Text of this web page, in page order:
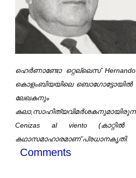
ഹെർണാണ്ടോ റ്റെല്ലെസ് Hernando
കൊളംബിയയിലെ ബൊഗോട്ടോയിൽ
ലേഖകനും
Cenizas al viento (കാറ്റിൽ
കഥാസമാഹാരമാണ്‌ പ്രധാനകൃതി.
Comments